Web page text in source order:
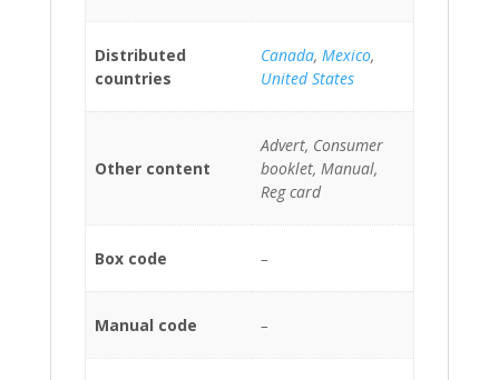
Distributed
countries
Canada, Mexico,
United States
Other content
Advert, Consumer
booklet, Manual,
Reg card
Box code –
Manual code –